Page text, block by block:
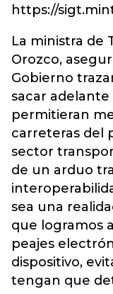
https://
La ministra de
Orozco,
Gobierno
sacar
permitieran
carreteras del
sector
de un arduo
sea una
que logramos
peajes
dispositivo,
tengan que